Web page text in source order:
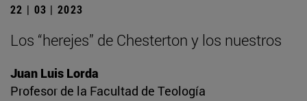
22 | 03 | 2023
Los “herejes” de Chesterton y los nuestros
Juan Luis Lorda
Profesor de la Facultad de Teología